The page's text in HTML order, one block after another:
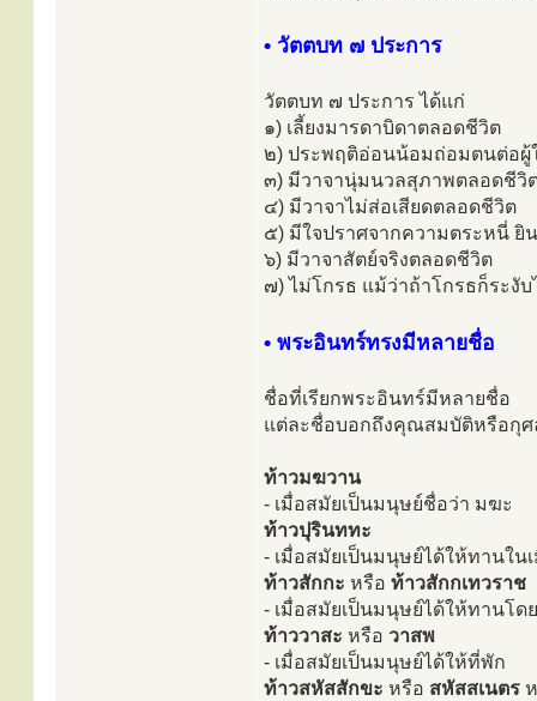
• วัตตบท ๗ ประการ
วัตตบท ๗ ประการ ได้แก่
๑) เลี้ยงมารดาบิดาตลอดชีวิต
๒) ประพฤติอ่อนน้อมถ่อมตนต่อ
๓) มีวาจานุ่มนวลสุภาพตลอดชีวิ
๔) มีวาจาไม่ส่อเสียดตลอดชีวิต
๕) มีใจปราศจากความตระหนี่ ยิ
๖) มีวาจาสัตย์จริงตลอดชีวิต
๗) ไม่โกรธ แม้ว่าถ้าโกรธก็ระงั
• พระอินทร์ทรงมีหลายชื่อ
ชื่อที่เรียกพระอินทร์มีหลายชื่อ
แต่ละชื่อบอกถึงคุณสมบัติหรือกุศ
ท้าวมฆวาน
- เมื่อสมัยเป็นมนุษย์ชื่อว่า มฆะ
ท้าวปุรินททะ
- เมื่อสมัยเป็นมนุษย์ได้ให้ทานใน
ท้าวสักกะ หรือ ท้าวสักกเทวราช
- เมื่อสมัยเป็นมนุษย์ได้ให้ทานโด
ท้าววาสะ หรือ วาสพ
- เมื่อสมัยเป็นมนุษย์ได้ให้ที่พัก
ท้าวสหัสสักขะ หรือ สหัสสเนตร